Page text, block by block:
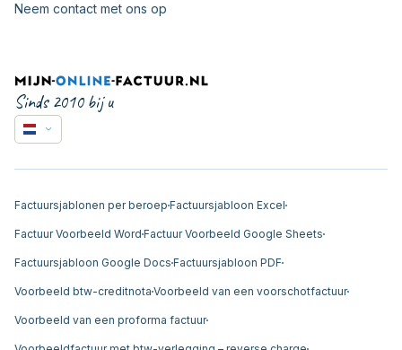
Neem contact met ons op
Sinds 2010 bij u
Factuursjablonen per beroep Factuursjabloon Excel
Factuur Voorbeeld Word Factuur Voorbeeld Google Sheets
Factuursjabloon Google Docs Factuursjabloon PDF
Voorbeeld btw-creditnota Voorbeeld van een voorschotfactuur
Voorbeeld van een proforma factuur